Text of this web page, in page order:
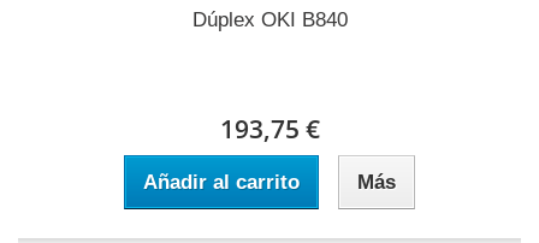
Dúplex OKI B840
193,75 €
Añadir al carrito Más